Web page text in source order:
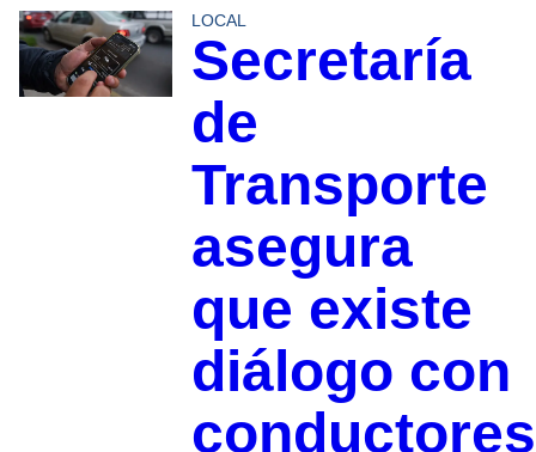
LOCAL
Secretaría
de
Transporte
asegura
que existe
diálogo con
conductores